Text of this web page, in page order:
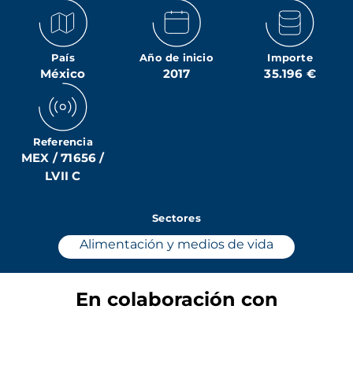
País
México
Año de inicio
2017
Importe
35.196 €
Referencia
MEX / 71656 /
LVII C
Sectores
Alimentación y medios de vida
En colaboración con